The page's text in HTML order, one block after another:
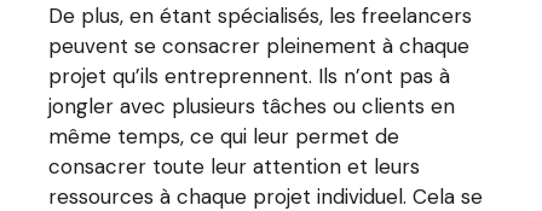
De plus, en étant spécialisés, les freelancers
peuvent se consacrer pleinement à chaque
projet qu’ils entreprennent. Ils n’ont pas à
jongler avec plusieurs tâches ou clients en
même temps, ce qui leur permet de
consacrer toute leur attention et leurs
ressources à chaque projet individuel. Cela se